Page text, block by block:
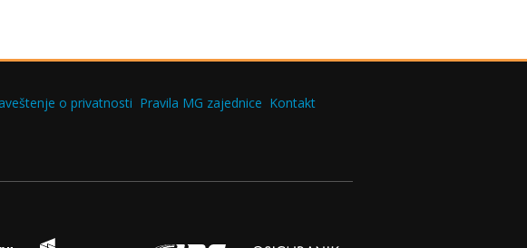
o privatnosti Pravila MG zajednice Kontakt